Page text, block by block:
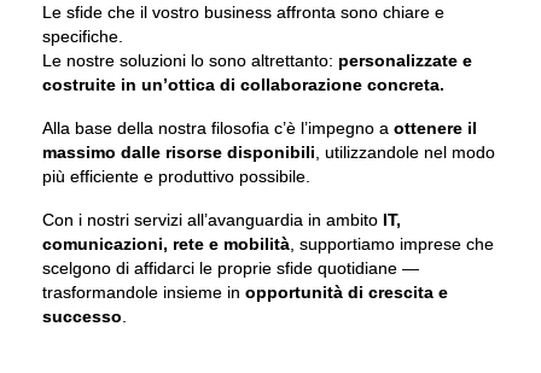
CONTATTI
Le sfide che il vostro business affronta sono chiare e
specifiche.
Le nostre soluzioni lo sono altrettanto: personalizzate e
costruite in un’ottica di collaborazione concreta.
Alla base della nostra filosofia c’è l’impegno a ottenere il
massimo dalle risorse disponibili , utilizzandole nel modo
più efficiente e produttivo possibile.
Con i nostri servizi all’avanguardia in ambito IT,
comunicazioni, rete e mobilità , supportiamo imprese che
scelgono di affidarci le proprie sfide quotidiane —
trasformandole insieme in opportunità di crescita e
successo